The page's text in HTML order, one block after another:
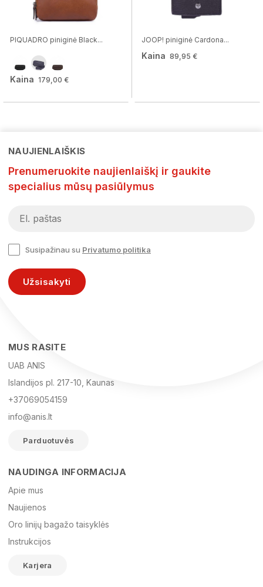
PIQUADRO piniginė Black...
Kaina 179,00 €
JOOP! piniginė Cardona...
Kaina 89,95 €
El. paštas
Žinutė
NAUJIENLAIŠKIS
Prenumeruokite naujienlaiškį ir gaukite
specialius mūsų pasiūlymus
Susipažinau su Privatumo politika
Užsisakyti
MUS RASITE
UAB ANIS
Islandijos pl. 217-10, Kaunas
+37069054159
info@anis.lt
Parduotuvės
NAUDINGA INFORMACIJA
Apie mus
Naujienos
Oro linijų bagažo taisyklės
Instrukcijos
Karjera